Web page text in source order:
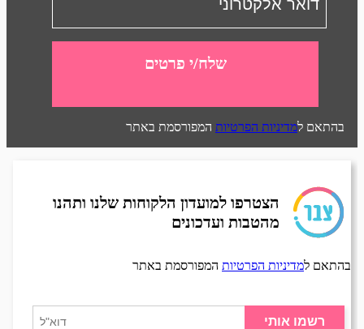
שלח/י פרטים
בהתאם למדיניות הפרטיות המפורסמת באתר
הצטרפו למועדון הלקוחות שלנו ותהנו
מהטבות ועדכונים
בהתאם למדיניות הפרטיות המפורסמת באתר
רשמו אותי